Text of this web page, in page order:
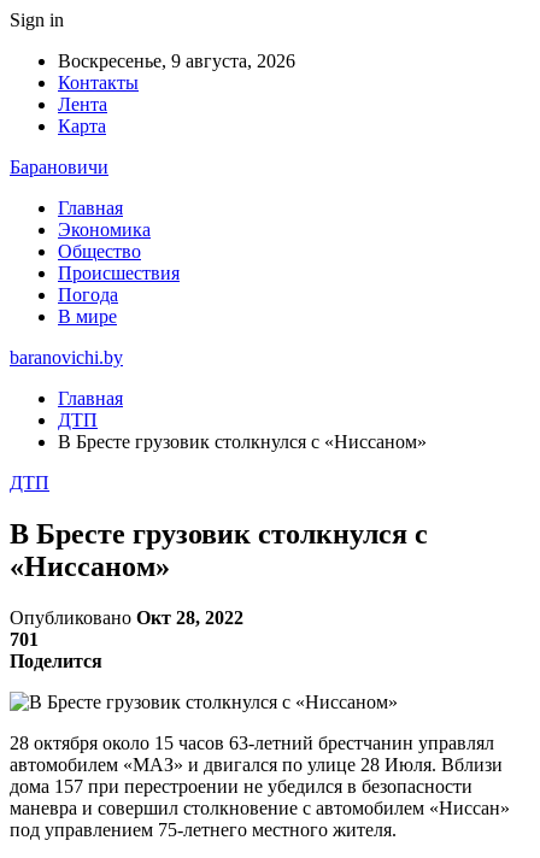
Sign in
Воскресенье, 9 августа, 2026
Контакты
Лента
Карта
Барановичи
Главная
Экономика
Общество
Происшествия
Погода
В мире
baranovichi.by
Главная
ДТП
В Бресте грузовик столкнулся с «Ниссаном»
ДТП
В Бресте грузовик столкнулся с
«Ниссаном»
Опубликовано Окт 28, 2022
701
Поделится
28 октября около 15 часов 63-летний брестчанин управлял
автомобилем «МАЗ» и двигался по улице 28 Июля. Вблизи
дома 157 при перестроении не убедился в безопасности
маневра и совершил столкновение с автомобилем «Ниссан»
под управлением 75-летнего местного жителя.